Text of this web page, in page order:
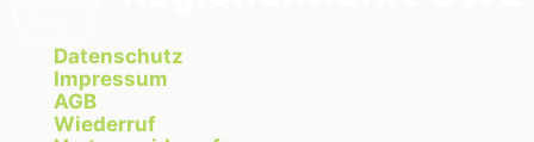
Datenschutz
Impressum
AGB
Wiederruf